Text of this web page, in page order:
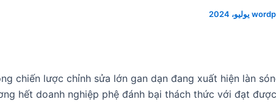
chiến lược chỉnh sửa lớn gan dạn đang xuất hiện làn
hết doanh nghiệp phệ đánh bại thách thức với đạt